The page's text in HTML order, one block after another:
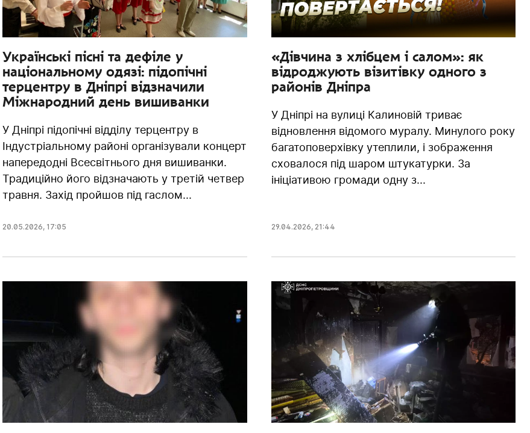
Українські пісні та дефіле у
національному одязі: підопічні
терцентру в Дніпрі відзначили
Міжнародний день вишиванки
У Дніпрі підопічні відділу терцентру в
Індустріальному районі організували концерт
напередодні Всесвітнього дня вишиванки.
Традиційно його відзначають у третій четвер
травня. Захід пройшов під гаслом...
20.05.2026, 17:05
«Дівчина з хлібцем і салом»: як
відроджують візитівку одного з
районів Дніпра
У Дніпрі на вулиці Калиновій триває
відновлення відомого муралу. Минулого року
багатоповерхівку утеплили, і зображення
сховалося під шаром штукатурки. За
ініціативою громади одну з...
29.04.2026, 21:44